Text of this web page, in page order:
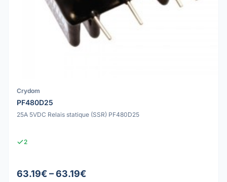
Crydom
PF480D25
25A 5VDC Relais statique (SSR) PF480D25
2
63.19€ – 63.19€